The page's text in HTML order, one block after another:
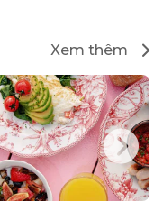
Xem thêm